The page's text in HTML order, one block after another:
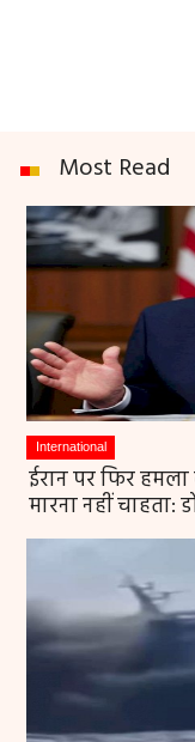
Most Read
International
ईरान पर फिर
मारना नहीं चाहता: